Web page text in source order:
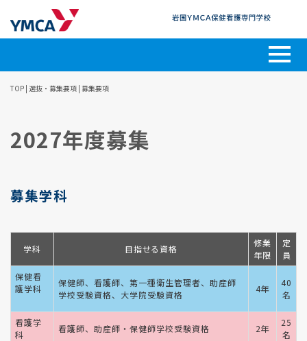
TOP | 選抜・募集要項 | 募集要項
2027年度募集
募集学科
学科 目指せる資格
修業
年限
定
員
保健看
護学科
保健師、看護師、第一種衛生管理者、助産師
学校受験資格、大学院受験資格
4年
40
名
看護学
科
看護師、助産師・保健師学校受験資格 2年
25
名